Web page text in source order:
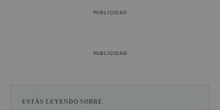
PUBLICIDAD
PUBLICIDAD
ESTÁS LEYENDO SOBRE